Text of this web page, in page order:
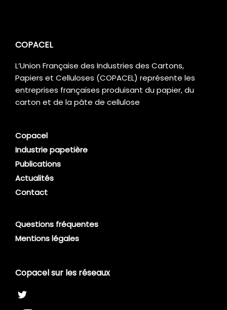
COPACEL
L’Union Française des Industries des Cartons,
Papiers et Celluloses (COPACEL) représente les
entreprises françaises produisant du papier, du
carton et de la pâte de cellulose
Copacel
Industrie papetière
Publications
Actualités
Contact
Questions fréquentes
Mentions légales
Copacel sur les réseaux